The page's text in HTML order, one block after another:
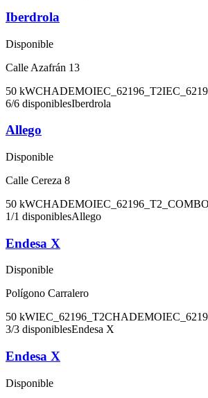
Iberdrola
Disponible
Calle Azafrán 13
50 kWCHADEMOIEC_62196_T2
6/6 disponiblesIberdrola
Allego
Disponible
Calle Cereza 8
50 kWCHADEMOIEC_62196_T2_COMBO
1/1 disponiblesAllego
Endesa X
Disponible
Polígono Carralero
50 kWIEC_62196_T2CHADEMO
3/3 disponiblesEndesa X
Endesa X
Disponible